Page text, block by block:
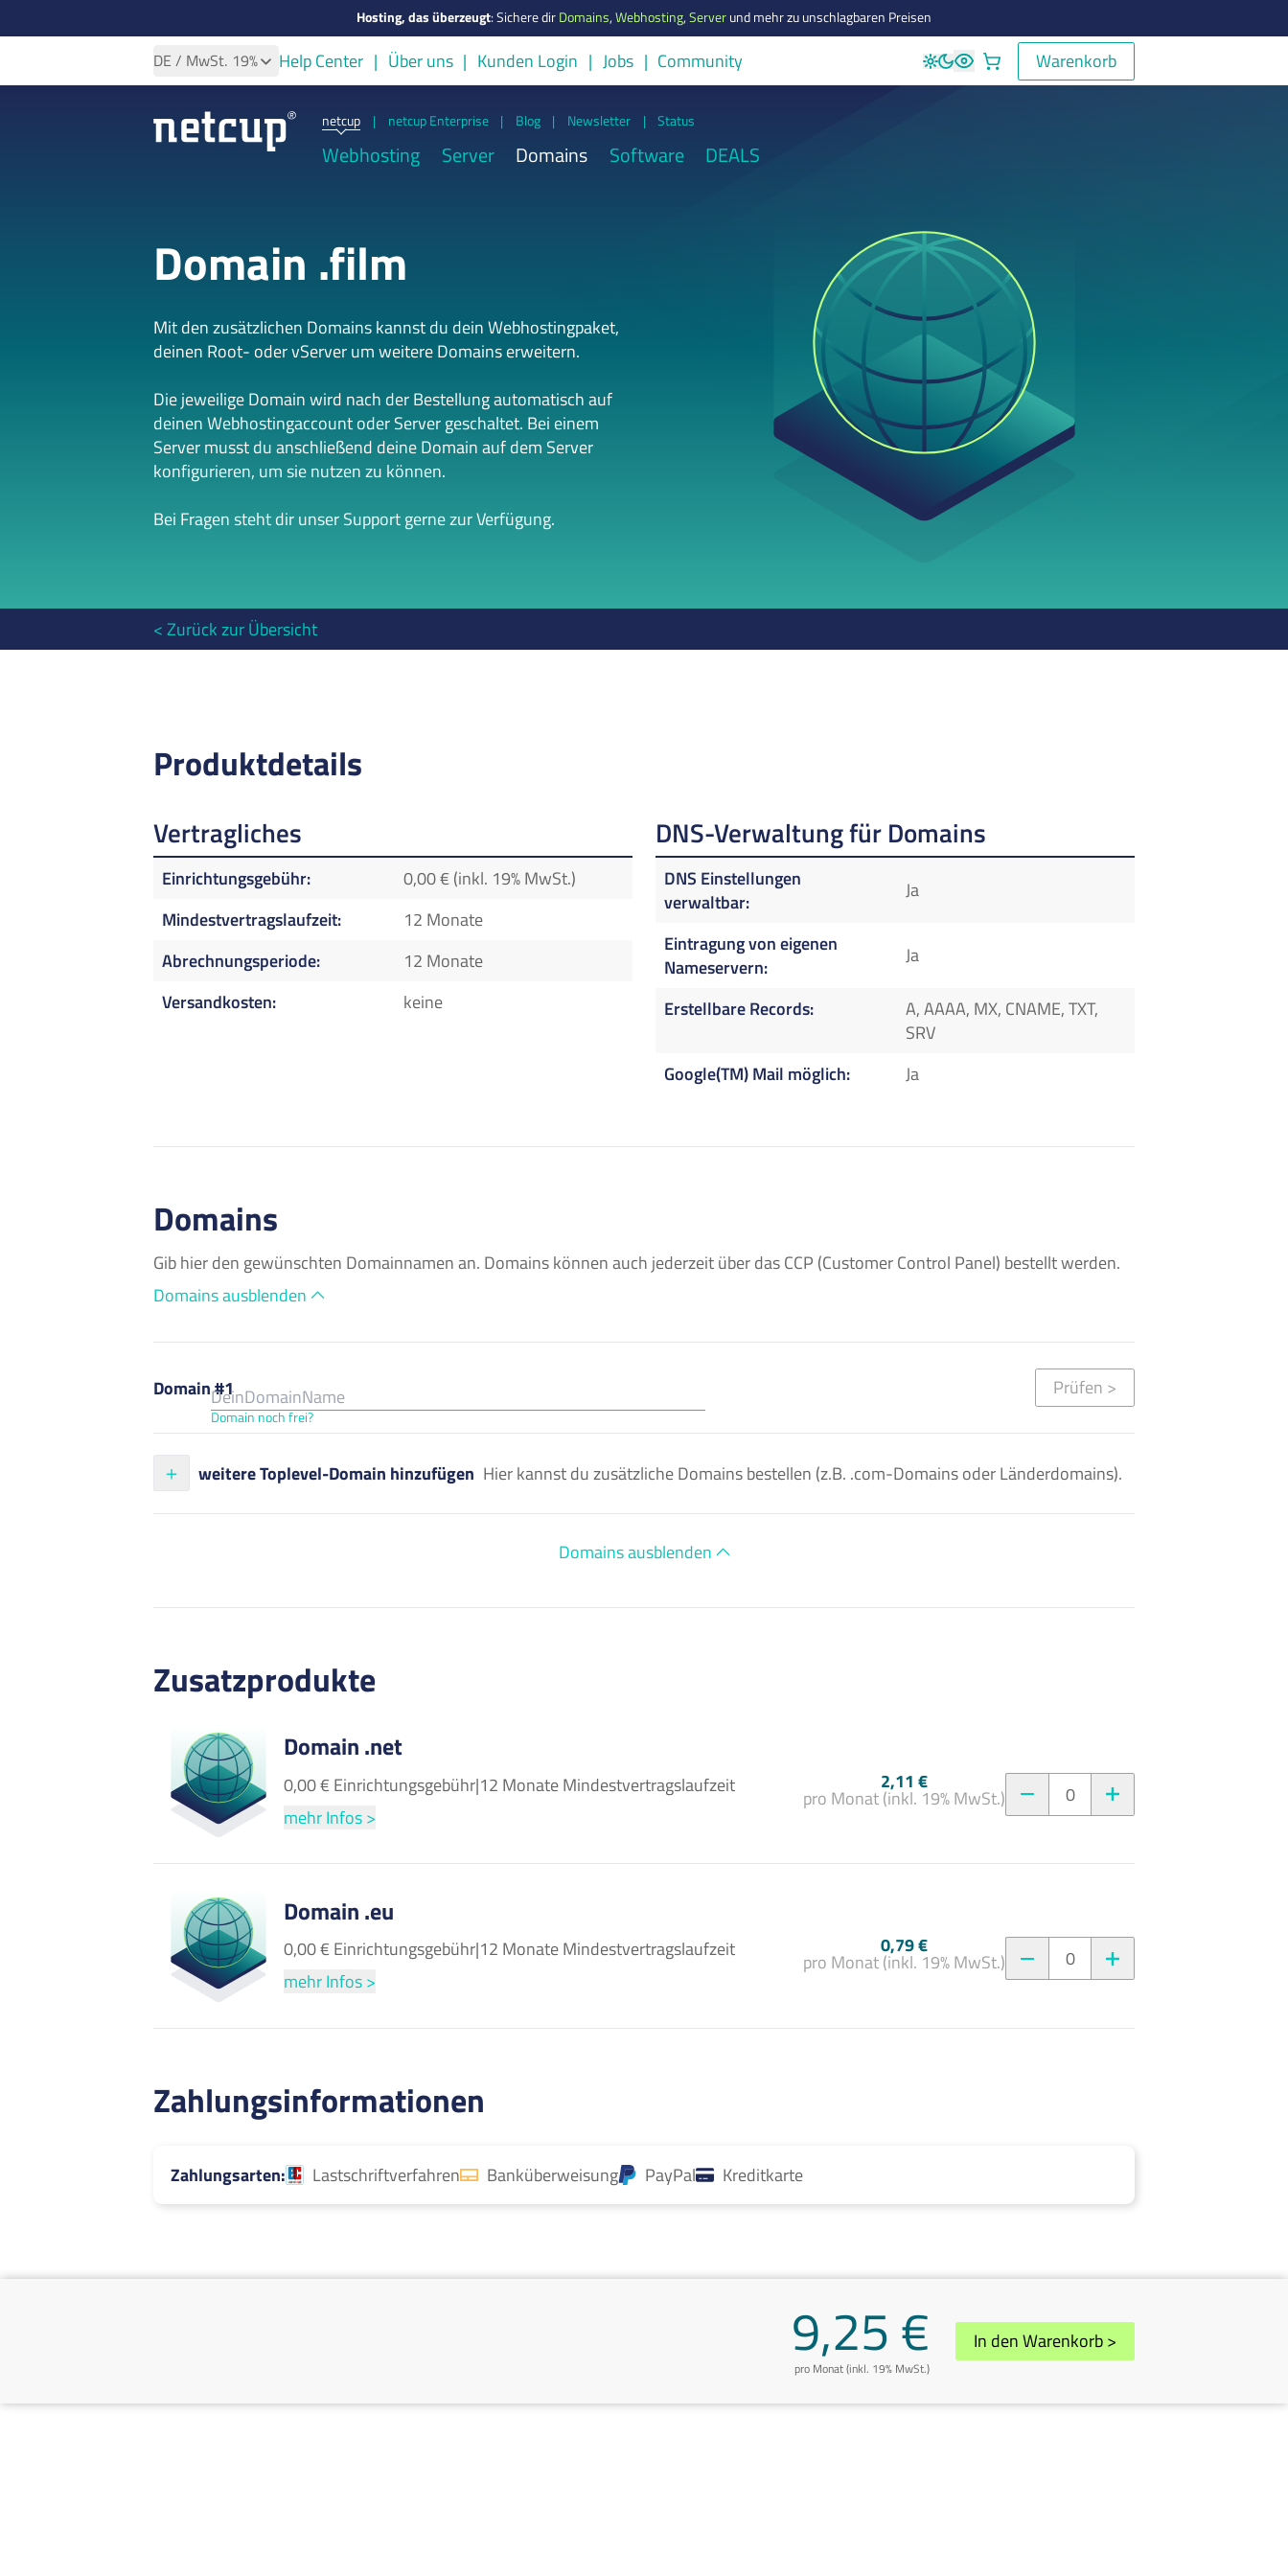
Hosting, das überzeugt:Sichere dirDomains,Webhosting,Serverund mehr zu unschlagbaren Preisen
DE / MwSt. 19% Help Center Über uns Kunden Login Jobs Community Warenkorb
Warenkorb
netcup | netcup Enterprise | Blog | Newsletter | Status
Webhosting Server Domains Software DEALS
Domain .film
Mit den zusätzlichen Domains kannst du dein Webhostingpaket,
deinen Root- oder vServer um weitere Domains erweitern.
Die jeweilige Domain wird nach der Bestellung automatisch auf
deinen Webhostingaccount oder Server geschaltet. Bei einem
Server musst du anschließend deine Domain auf dem Server
konfigurieren, um sie nutzen zu können.
Bei Fragen steht dir unser Support gerne zur Verfügung.
Zurück zur Übersicht
Produktdetails
Vertragliches
Einrichtungsgebühr
0,00 € (inkl. 19% MwSt.)
Mindestvertragslaufzeit
12 Monate
Abrechnungsperiode
12 Monate
Versandkosten
keine
DNS-Verwaltung für Domains
DNS Einstellungen
verwaltbar
Ja
Eintragung von eigenen
Nameservern
Ja
Erstellbare Records
A, AAAA, MX, CNAME, TXT,
SRV
Google(TM) Mail möglich
Ja
Domains
Gib hier den gewünschten Domainnamen an. Domains können auch jederzeit über das CCP (Customer Control Panel) bestellt werden.
Domains ausblenden
Domain #1
Domain noch frei?
Prüfen >
weitere Toplevel-Domain hinzufügen Hier kannst du zusätzliche Domains bestellen (z.B. .com-Domains oder Länderdomains).
Domains ausblenden
Zusatzprodukte
Domain .net
0,00 € Einrichtungsgebühr|12 Monate Mindestvertragslaufzeit
mehr Infos >
2,11 €
pro Monat (inkl. 19% MwSt.) 0
Domain .eu
0,00 € Einrichtungsgebühr|12 Monate Mindestvertragslaufzeit
mehr Infos >
0,79 €
pro Monat (inkl. 19% MwSt.) 0
Zahlungsinformationen
Zahlungsarten Lastschriftverfahren Banküberweisung PayPal Kreditkarte
9,25 €
pro Monat (inkl. 19% MwSt.)
In den Warenkorb >